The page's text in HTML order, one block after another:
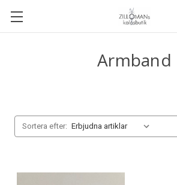
Armband
Sortera efter: